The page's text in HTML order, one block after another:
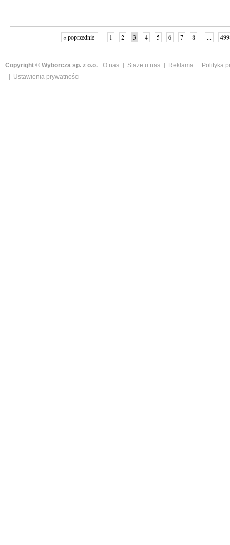
« poprzednie 1 2 3 4 5 6 7 8 ...
Copyright © Wyborcza sp. z o.o. O nas Staże u nas Reklama
Polityka
Ustawienia prywatności